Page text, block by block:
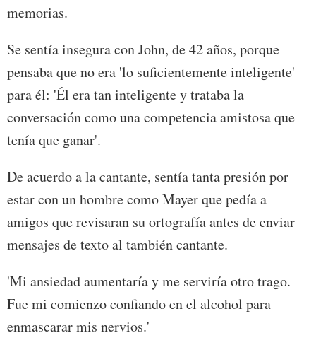
memorias.
Se sentía insegura con John, de 42 años, porque
pensaba que no era 'lo suficientemente inteligente'
para él: 'Él era tan inteligente y trataba la
conversación como una competencia amistosa que
tenía que ganar'.
De acuerdo a la cantante, sentía tanta presión por
estar con un hombre como Mayer que pedía a
amigos que revisaran su ortografía antes de enviar
mensajes de texto al también cantante.
'Mi ansiedad aumentaría y me serviría otro trago.
Fue mi comienzo confiando en el alcohol para
enmascarar mis nervios.'